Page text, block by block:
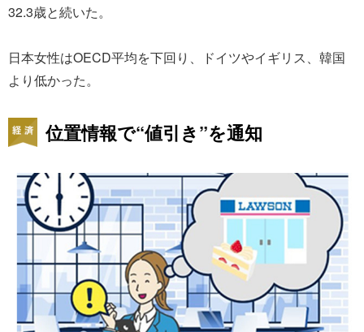
32.3歳と続いた。
日本女性はOECD平均を下回り、ドイツやイギリス、韓国
より低かった。
位置情報で“値引き”を通知